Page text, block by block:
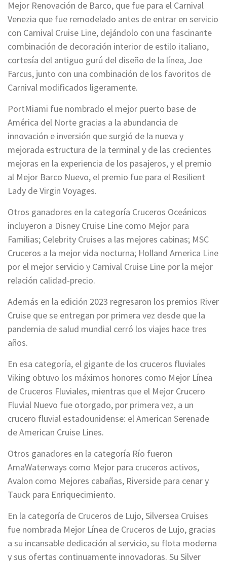
Mejor Renovación de Barco, que fue para el Carnival
Venezia que fue remodelado antes de entrar en servicio
con Carnival Cruise Line, dejándolo con una fascinante
combinación de decoración interior de estilo italiano,
cortesía del antiguo gurú del diseño de la línea, Joe
Farcus, junto con una combinación de los favoritos de
Carnival modificados ligeramente.
PortMiami fue nombrado el mejor puerto base de
América del Norte gracias a la abundancia de
innovación e inversión que surgió de la nueva y
mejorada estructura de la terminal y de las crecientes
mejoras en la experiencia de los pasajeros, y el premio
al Mejor Barco Nuevo, el premio fue para el Resilient
Lady de Virgin Voyages.
Otros ganadores en la categoría Cruceros Oceánicos
incluyeron a Disney Cruise Line como Mejor para
Familias; Celebrity Cruises a las mejores cabinas; MSC
Cruceros a la mejor vida nocturna; Holland America Line
por el mejor servicio y Carnival Cruise Line por la mejor
relación calidad-precio.
Además en la edición 2023 regresaron los premios River
Cruise que se entregan por primera vez desde que la
pandemia de salud mundial cerró los viajes hace tres
años.
En esa categoría, el gigante de los cruceros fluviales
Viking obtuvo los máximos honores como Mejor Línea
de Cruceros Fluviales, mientras que el Mejor Crucero
Fluvial Nuevo fue otorgado, por primera vez, a un
crucero fluvial estadounidense: el American Serenade
de American Cruise Lines.
Otros ganadores en la categoría Río fueron
AmaWaterways como Mejor para cruceros activos,
Avalon como Mejores cabañas, Riverside para cenar y
Tauck para Enriquecimiento.
En la categoría de Cruceros de Lujo, Silversea Cruises
fue nombrada Mejor Línea de Cruceros de Lujo, gracias
a su incansable dedicación al servicio, su flota moderna
y sus ofertas continuamente innovadoras. Su Silver